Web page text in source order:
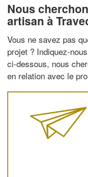
Nous
artisan à
Vous ne savez pas
projet ? Indiquez-
ci-dessous, nous
en relation avec le